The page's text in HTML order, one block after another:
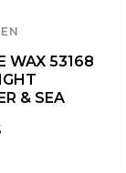
WAX 53168
& SEA